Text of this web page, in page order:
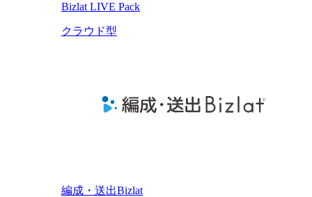
Bizlat LIVE Pack
クラウド型
編成・送出Bizlat